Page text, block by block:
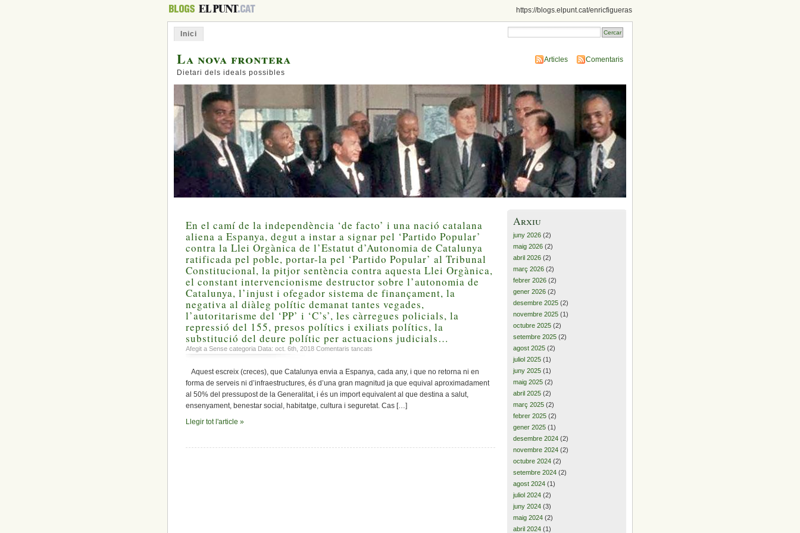
https://blogs.elpunt.cat/enricfigueras
Inici
La nova frontera
Dietari dels ideals possibles
Articles Comentaris
En el camí de la independència ‘de facto’ i una nació catalana
aliena a Espanya, degut a instar a signar pel ‘Partido Popular’
contra la Llei Orgànica de l’Estatut d’Autonomia de Catalunya
ratificada pel poble, portar-la pel ‘Partido Popular’ al Tribunal
Constitucional, la pitjor sentència contra aquesta Llei Orgànica,
el constant intervencionisme destructor sobre l’autonomia de
Catalunya, l’injust i ofegador sistema de finançament, la
negativa al diàleg polític demanat tantes vegades,
l’autoritarisme del ‘PP’ i ‘C’s’, les càrregues policials, la
repressió del 155, presos polítics i exiliats polítics, la
substitució del deure polític per actuacions judicials…
Afegit a Sense categoria Data: oct. 6th, 2018 Comentaris tancats
la
independència
una
Aquest escreix (creces), que Catalunya envia a Espanya, cada any, i que no retorna ni en
forma de serveis ni d’infraestructures, és d’una gran magnitud ja que equival aproximadament
al 50% del pressupost de la Generalitat, i és un import equivalent al que destina a salut,
ensenyament, benestar social, habitatge, cultura i seguretat. Cas […]
Llegir tot l'article »
Arxiu
juny 2026 (2)
maig 2026 (2)
abril 2026 (2)
març 2026 (2)
febrer 2026 (2)
gener 2026 (2)
desembre 2025 (2)
novembre 2025 (1)
octubre 2025 (2)
setembre 2025 (2)
agost 2025 (2)
juliol 2025 (1)
juny 2025 (1)
maig 2025 (2)
abril 2025 (2)
març 2025 (2)
febrer 2025 (2)
gener 2025 (1)
desembre 2024 (2)
novembre 2024 (2)
octubre 2024 (2)
setembre 2024 (2)
agost 2024 (1)
juliol 2024 (2)
juny 2024 (3)
maig 2024 (2)
abril 2024 (1)